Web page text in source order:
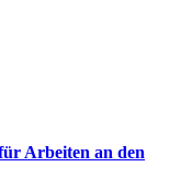
Arbeiten an den